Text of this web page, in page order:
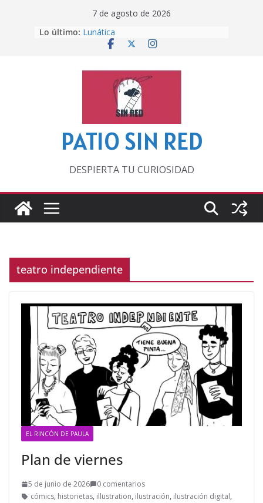
7 de agosto de 2026
Lo último: Lunática
Pero, hasta entonces…
‘La broma infinita’ de recomendar
lecturas veraniegas
Otra del Mundial
PATIO SIN RED
DESPIERTA TU CURIOSIDAD
teatro independiente
EL RINCÓN DE PAULA
Plan de viernes
5 de junio de 2026
0 comentarios
cómics, historietas, illustration, ilustración, ilustración digital,